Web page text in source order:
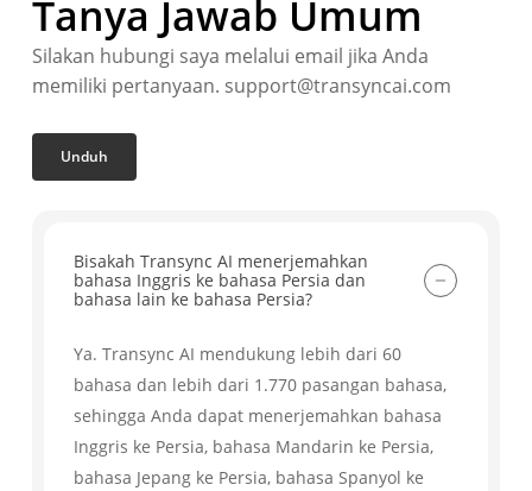
Tanya Jawab Umum
Silakan hubungi saya melalui email jika Anda
memiliki pertanyaan. support@transyncai.com
Unduh
Bisakah Transync AI menerjemahkan
bahasa Inggris ke bahasa Persia dan
bahasa lain ke bahasa Persia?
Ya. Transync AI mendukung lebih dari 60
bahasa dan lebih dari 1.770 pasangan bahasa,
sehingga Anda dapat menerjemahkan bahasa
Inggris ke Persia, bahasa Mandarin ke Persia,
bahasa Jepang ke Persia, bahasa Spanyol ke